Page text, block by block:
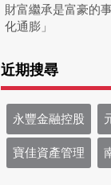
財富繼承是富豪的
化通膨」
近期搜尋
永豐金融控股
寶佳資產管理